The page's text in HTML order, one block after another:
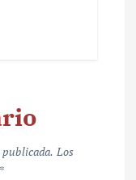
publicada. Los
*